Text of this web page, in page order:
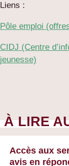
Liens :
Pôle emploi
CIDJ (Centre
jeunesse)
À LIRE
Accès aux
avis en